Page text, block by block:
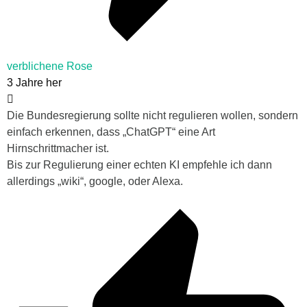
verblichene Rose
3 Jahre her
Die Bundesregierung sollte nicht regulieren wollen, sondern
einfach erkennen, dass „ChatGPT“ eine Art
Hirnschrittmacher ist.
Bis zur Regulierung einer echten KI empfehle ich dann
allerdings „wiki“, google, oder Alexa.